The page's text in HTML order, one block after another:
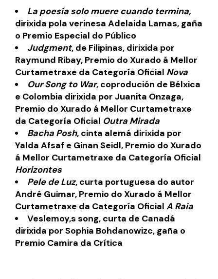
La poesía solo muere cuando termina,
dirixida pola verinesa Adelaida Lamas, gaña
o Premio Especial do Público
Judgment, de Filipinas, dirixida por
Raymund Ribay, Premio do Xurado á Mellor
Curtametraxe da Categoría Oficial Nova
Our Song to War, coprodución de Bélxica
e Colombia dirixida por Juanita Onzaga,
Premio do Xurado á Mellor Curtametraxe
da Categoría Oficial Outra Mirada
Bacha Posh, cinta alemá dirixida por
Yalda Afsaf e Ginan Seidl, Premio do Xurado
á Mellor Curtametraxe da Categoría Oficial
Horizontes
Pele de Luz, curta portuguesa do autor
André Guimar, Premio do Xurado á Mellor
Curtametraxe da Categoría OficialA Raia
Veslemoy,s song, curta de Canadá
dirixida por Sophia Bohdanowizc, gaña o
Premio Camira da Crítica